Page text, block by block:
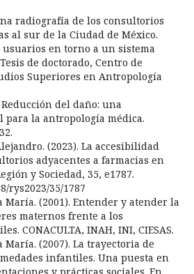
radiografía de los consultorios
al sur de la Ciudad de México.
usuarios en torno a un sistema
de doctorado, Centro de
Superiores en Antropología
del daño: una
para la antropología médica.
(2023). La accesibilidad
adyacentes a farmacias en
y Sociedad, 35, e1787.
rys2023/35/1787
María. (2001). Entender y atender la
maternos frente a los
CONACULTA, INAH, INI, CIESAS.
María. (2007). La trayectoria de
infantiles. Una puesta en